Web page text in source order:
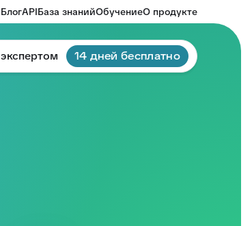
БлогAPIБаза знанийОбучениеО продукте
14 дней бесплатно